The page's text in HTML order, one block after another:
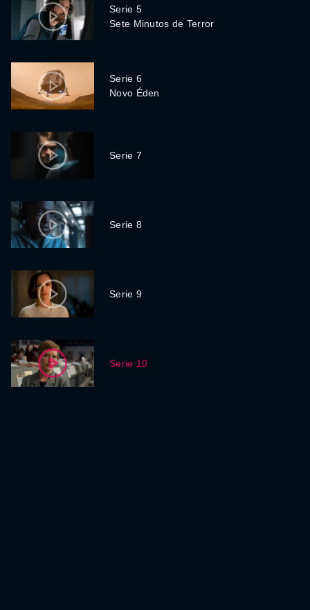
Serie 5
Sete Minutos de Terror
Serie 6
Novo Éden
Serie 7
Serie 8
Serie 9
Serie 10